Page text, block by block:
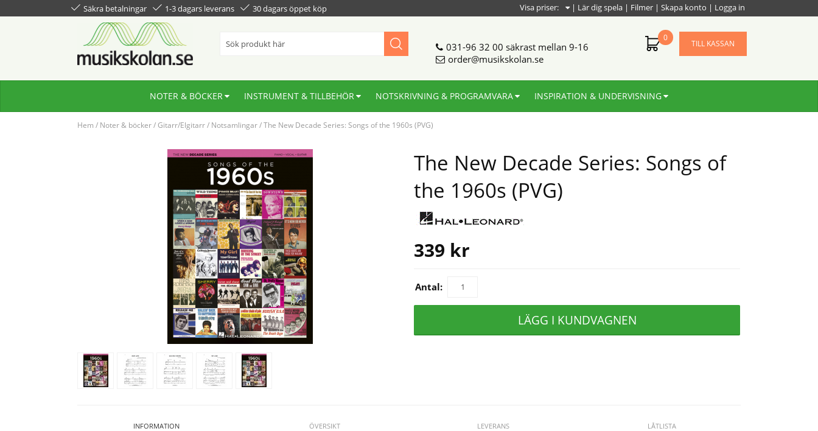
Säkra betalningar 1-3 dagars leverans 30 dagars öppet köp | Lär dig spela | Filmer | Skapa konto | Logga in
Visa priser:
031-96 32 00 säkrast mellan 9-16
order@musikskolan.se
0
TILL KASSAN
NOTER & BÖCKER INSTRUMENT & TILLBEHÖR NOTSKRIVNING & PROGRAMVARA INSPIRATION & UNDERVISNING
Hem / Noter & böcker/Gitarr/Elgitarr/ Notsamlingar/The New Decade Series: Songs of the 1960s (PVG)
The New Decade Series: Songs of
the 1960s (PVG)
339 kr
Antal:
LÄGG I KUNDVAGNEN
INFORMATION ÖVERSIKT LEVERANS LÅTLISTA